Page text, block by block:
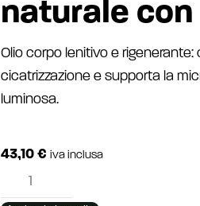
naturale con
Olio corpo lenitivo e
cicatrizzazione e supporta la
luminosa.
43,10 € iva inclusa
Kaïos
quantità